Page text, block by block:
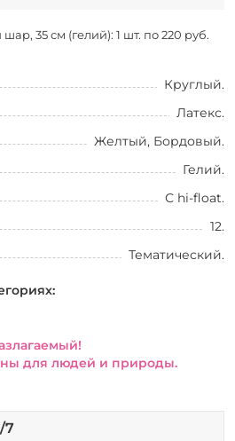
35 см (гелий): 1 шт. по 220 руб.
Круглый.
Латекс.
Желтый, Бордовый.
Гелий.
С hi-float.
12.
Тематический.
для людей и природы.
7